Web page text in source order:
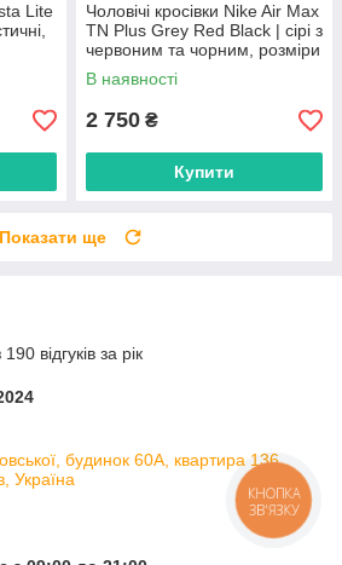
Lite
Чоловічі кросівки Nike Air Max
TN Plus Grey Red Black | сірі з
червоним та чорним, розміри
41–45
В наявності
2 750 ₴
Купити
Показати ще
відгуків за рік
будинок 60А, квартира 136,
Україна
КНОПКА
ЗВ'ЯЗКУ